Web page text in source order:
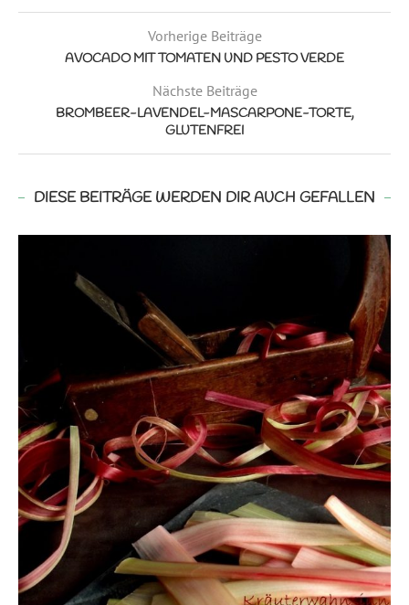
Vorherige Beiträge
AVOCADO MIT TOMATEN UND PESTO VERDE
Nächste Beiträge
BROMBEER-LAVENDEL-MASCARPONE-TORTE,
GLUTENFREI
DIESE BEITRÄGE WERDEN DIR AUCH GEFALLEN